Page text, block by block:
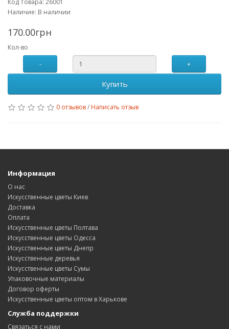
Код Товара: 26001
Наличие: В наличии
170.00грн
Кол-во
-
+
Купить
0 отзывов/ Написать отзыв
Информация
О нас
Искусственные цветы Киев
Доставка
Оплата
Искусственные цветы Полтава
Искусственные цветы Одесса
Искусственные цветы Днепр
Искусственные деревья
Искусственные цветы Сумы
Упаковочные материалы
Договор оферты
Искусственные цветы оптом в Харькове
Служба поддержки
Связаться с нами